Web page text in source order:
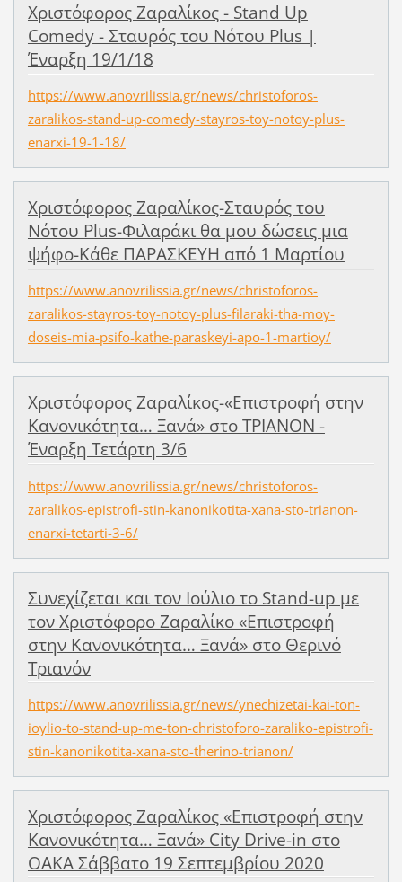
Χριστόφορος Ζαραλίκος - Stand Up
Comedy - Σταυρός του Νότου Plus |
Έναρξη 19/1/18
https://www.anovrilissia.gr/news/christoforos-
zaralikos-stand-up-comedy-stayros-toy-notoy-plus-
enarxi-19-1-18/
Χριστόφορος Ζαραλίκος-Σταυρός του
Νότου Plus-Φιλαράκι θα μου δώσεις μια
ψήφο-Κάθε ΠΑΡΑΣΚΕΥΗ από 1 Μαρτίου
https://www.anovrilissia.gr/news/christoforos-
zaralikos-stayros-toy-notoy-plus-filaraki-tha-moy-
doseis-mia-psifo-kathe-paraskeyi-apo-1-martioy/
Χριστόφορος Ζαραλίκος-«Επιστροφή στην
Κανονικότητα… Ξανά» στο ΤΡΙΑΝΟΝ -
Έναρξη Τετάρτη 3/6
https://www.anovrilissia.gr/news/christoforos-
zaralikos-epistrofi-stin-kanonikotita-xana-sto-trianon-
enarxi-tetarti-3-6/
Συνεχίζεται και τον Ιούλιο το Stand-up με
τον Χριστόφορο Ζαραλίκο «Επιστροφή
στην Κανονικότητα… Ξανά» στο Θερινό
Τριανόν
https://www.anovrilissia.gr/news/ynechizetai-kai-ton-
ioylio-to-stand-up-me-ton-christoforo-zaraliko-epistrofi-
stin-kanonikotita-xana-sto-therino-trianon/
Χριστόφορος Ζαραλίκος «Επιστροφή στην
Κανονικότητα… Ξανά» City Drive-in στο
ΟΑΚΑ Σάββατο 19 Σεπτεμβρίου 2020